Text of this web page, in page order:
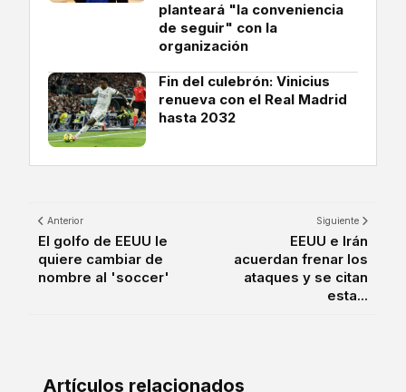
planteará "la conveniencia
de seguir" con la
organización
Fin del culebrón: Vinicius
renueva con el Real Madrid
hasta 2032
Anterior
El golfo de EEUU le
quiere cambiar de
nombre al 'soccer'
Siguiente
EEUU e Irán
acuerdan frenar los
ataques y se citan
esta...
Artículos relacionados